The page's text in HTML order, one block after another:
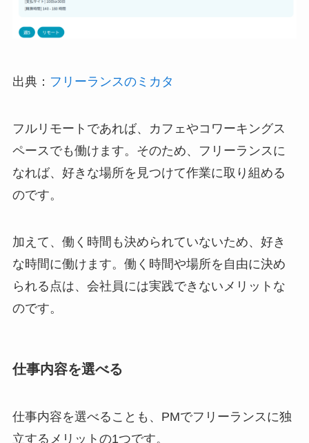
出典： フリーランスのミカタ
フルリモートであれば、カフェやコワーキングス
ペースでも働けます。そのため、フリーランスに
なれば、好きな場所を見つけて作業に取り組める
のです。
加えて、働く時間も決められていないため、好き
な時間に働けます。働く時間や場所を自由に決め
られる点は、会社員には実践できないメリットな
のです。
仕事内容を選べる
仕事内容を選べることも、PMでフリーランスに独
立するメリットの1つです。